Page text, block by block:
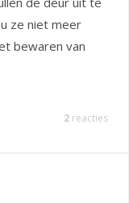
ze niet meer
bewaren van
2 reacties